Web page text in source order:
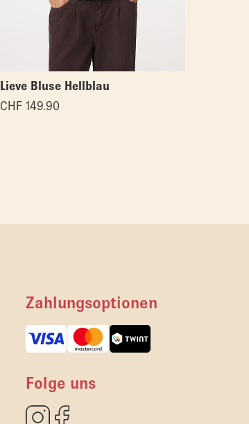
Lieve Bluse Hellblau
CHF149.90
Zahlungsoptionen
Folge uns